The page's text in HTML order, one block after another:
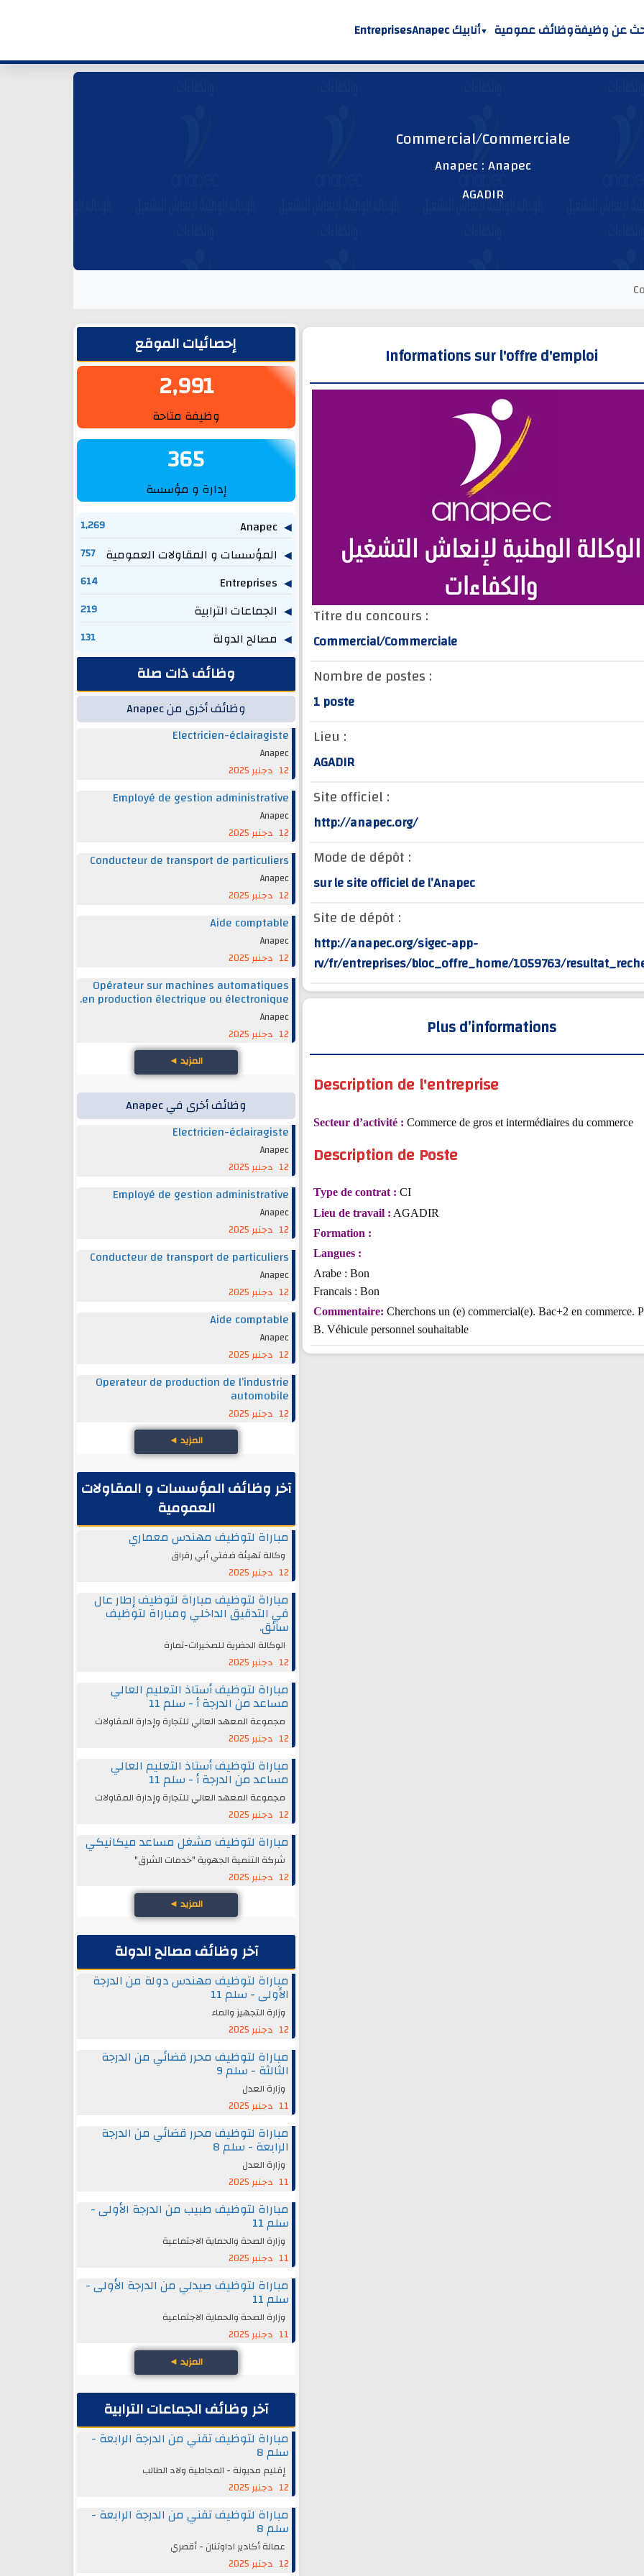
عن وظيفةوظائف عمومية أنابيك Anapec Entreprises
Commercial/Commerciale
Anapec : Anapec
AGADIR
Informations sur l'offre d'emploi
Titre du concours :
Commercial/Commerciale
Nombre de postes :
1 poste
Lieu :
AGADIR
Site officiel :
http://anapec.org/
Mode de dépôt :
sur le site officiel de l’Anapec
Site de dépôt :
http://anapec.org/sigec-app-
rv/fr/entreprises/bloc_offre_home/1059763/
Plus d’informations
Description de l'entreprise
Secteur d’activité : Commerce de gros et intermédiaires du commerce
Description de Poste
Type de contrat : CI
Lieu de travail : AGADIR
Formation :
Langues :
Arabe : Bon
Francais : Bon
Commentaire: Cherchons un (e) commercial(e). Bac+2 en commerce.
B. Véhicule personnel souhaitable
الشريط الجانبيإحصائيات الموقع
2,991
وظيفة متاحة
365
إدارة و مؤسسة
Anapec
1,269
المؤسسات و المقاولات العمومية 757
614
الجماعات الترابية 219
مصالح الدولة 131
وظائف ذات صلة
وظائف أخرى من Anapec
Electricien-éclairagiste
Anapec
12 دجنبر 2025
Employé de gestion administrative
Anapec
12 دجنبر 2025
Conducteur de transport de particuliers
Anapec
12 دجنبر 2025
Aide comptable
Anapec
12 دجنبر 2025
Opérateur sur machines automatiques
en production électrique ou électronique.
Anapec
12 دجنبر 2025
المزيد ◄
وظائف أخرى في Anapec
Electricien-éclairagiste
Anapec
12 دجنبر 2025
Employé de gestion administrative
Anapec
12 دجنبر 2025
Conducteur de transport de particuliers
Anapec
12 دجنبر 2025
Aide comptable
Anapec
12 دجنبر 2025
Operateur de production de l’industrie
automobile
12 دجنبر 2025
المزيد ◄
آخر وظائف المؤسسات و المقاولات
العمومية
مباراة لتوظيف مهندس معماري
وكالة تهيئة ضفتي أبي رقراق
12 دجنبر 2025
مباراة لتوظيف مباراة لتوظيف إطار عال
في التدقيق الداخلي ومباراة لتوظيف
سائق.
الوكالة الحضرية للصخيرات-تمارة
12 دجنبر 2025
مباراة لتوظيف أستاذ التعليم العالي
مساعد من الدرجة أ - سلم 11
مجموعة المعهد العالي للتجارة وإدارة المقاولات
12 دجنبر 2025
مباراة لتوظيف أستاذ التعليم العالي
مساعد من الدرجة أ - سلم 11
مجموعة المعهد العالي للتجارة وإدارة المقاولات
12 دجنبر 2025
مباراة لتوظيف مشغل مساعد ميكانيكي
شركة التنمية الجهوية "خدمات الشرق"
12 دجنبر 2025
المزيد ◄
آخر وظائف مصالح الدولة
مباراة لتوظيف مهندس دولة من الدرجة
الأولى - سلم 11
وزارة التجهيز والماء
12 دجنبر 2025
مباراة لتوظيف محرر قضائي من الدرجة
الثالثة - سلم 9
وزارة العدل
11 دجنبر 2025
مباراة لتوظيف محرر قضائي من الدرجة
الرابعة - سلم 8
وزارة العدل
11 دجنبر 2025
مباراة لتوظيف طبيب من الدرجة الأولى -
سلم 11
وزارة الصحة والحماية الاجتماعية
11 دجنبر 2025
مباراة لتوظيف صيدلي من الدرجة الأولى -
سلم 11
وزارة الصحة والحماية الاجتماعية
11 دجنبر 2025
المزيد ◄
آخر وظائف الجماعات الترابية
مباراة لتوظيف تقني من الدرجة الرابعة -
سلم 8
إقليم مديونة - المجاطية ولاد الطالب
12 دجنبر 2025
مباراة لتوظيف تقني من الدرجة الرابعة -
سلم 8
عمالة أكادير اداوتنان - أقصري
12 دجنبر 2025